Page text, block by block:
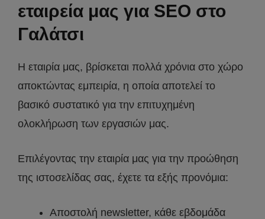
εταιρεία μας για SEO στο
Γαλάτσι
Η εταιρία μας, βρίσκεται πολλά χρόνια στο χώρο
αποκτώντας εμπειρία, η οποία αποτελεί το
βασικό συστατικό για την επιτυχημένη
ολοκλήρωση των εργασιών μας.
Επιλέγοντας την εταιρία μας για την προώθηση
της ιστοσελίδας σας, έχετε τα εξής προνόμια:
Αποστολή newsletter, κάθε εβδομάδα